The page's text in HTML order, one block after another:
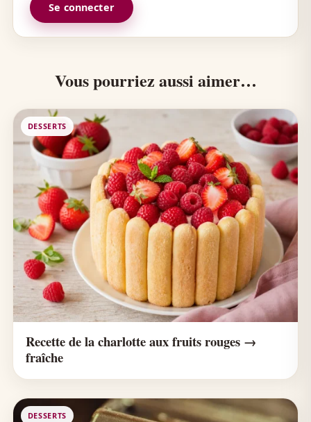
Se connecter
Vous pourriez aussi aimer…
DESSERTS
Recette de la charlotte aux fruits rouges →
fraîche
DESSERTS